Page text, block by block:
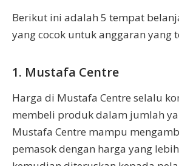
Berikut ini adalah 5 tempat
yang cocok untuk anggaran yang
1. Mustafa Centre
Harga di Mustafa Centre selalu
membeli produk dalam jumlah
Mustafa Centre mampu
pemasok dengan harga yang